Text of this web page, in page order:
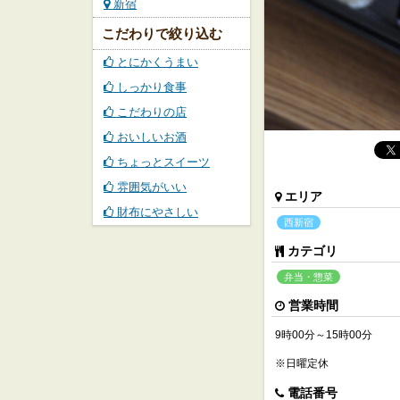
新宿
こだわりで絞り込む
とにかくうまい
しっかり食事
こだわりの店
おいしいお酒
ちょっとスイーツ
雰囲気がいい
財布にやさしい
エリア
西新宿
カテゴリ
弁当・惣菜
営業時間
9時00分～15時00分
※日曜定休
電話番号